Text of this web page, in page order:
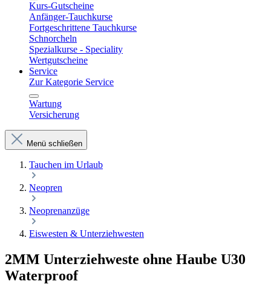
Kurs-Gutscheine
Anfänger-Tauchkurse
Fortgeschrittene Tauchkurse
Schnorcheln
Spezialkurse - Speciality
Wertgutscheine
Service
Zur Kategorie Service
Wartung
Versicherung
Menü schließen
Tauchen im Urlaub
Neopren
Neoprenanzüge
Eiswesten & Unterziehwesten
2MM Unterziehweste ohne Haube U30
Waterproof